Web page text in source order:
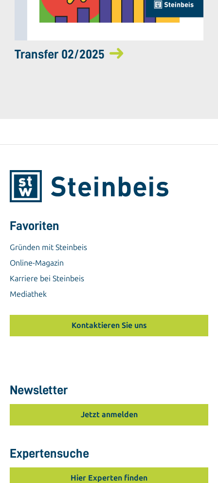
Transfer 02/2025
Favoriten
Gründen mit Steinbeis
Online-Magazin
Karriere bei Steinbeis
Mediathek
Kontaktieren Sie uns
Newsletter
Jetzt anmelden
Expertensuche
Hier Experten finden